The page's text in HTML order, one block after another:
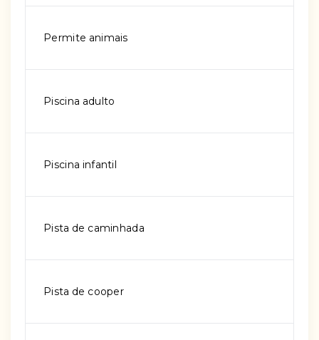
Permite animais
Piscina adulto
Piscina infantil
Pista de caminhada
Pista de cooper